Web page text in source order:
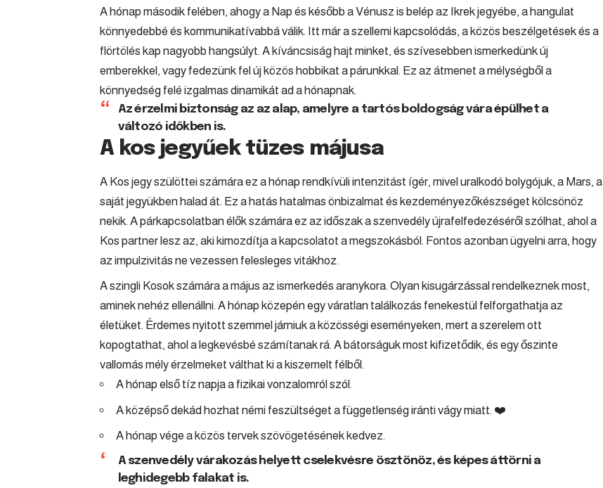
A hónap második felében, ahogy a Nap és később a Vénusz is belép az Ikrekjegyébe, a hangulat
könnyedebbé és kommunikatívabbá válik. Itt már a szellemi kapcsolódás, a közös beszélgetések és a
flörtölés kap nagyobb hangsúlyt. A kíváncsiság hajt minket, és szívesebben ismerkedünk új
emberekkel, vagy fedezünk fel új közös hobbikat a párunkkal. Ez az átmenet a mélységből a
könnyedség felé izgalmas dinamikát ad a hónapnak.
Az érzelmi biztonság az az alap, amelyre a tartós boldogság vára épülhet a
változó időkben is.
A kos jegyűek tüzes májusa
A Kos jegy szülöttei számára ez a hónap rendkívüli intenzitást ígér, mivel uralkodó bolygójuk, a Mars, a
saját jegyükben halad át. Ez a hatás hatalmas önbizalmat és kezdeményezőkészséget kölcsönöz
nekik. A párkapcsolatban élők számára ez az időszak a szenvedély újrafelfedezéséről szólhat, ahol a
Kos partner lesz az, aki kimozdítja a kapcsolatot a megszokásból. Fontos azonban ügyelni arra, hogy
az impulzivitás ne vezessen felesleges vitákhoz.
A szingli Kosok számára a május az ismerkedés aranykora. Olyan kisugárzással rendelkeznek most,
aminek nehéz ellenállni. A hónap közepén egy váratlan találkozás fenekestül felforgathatja az
életüket. Érdemes nyitott szemmel járniuk a közösségi eseményeken, mert a szerelem ott
kopogtathat, ahol a legkevésbé számítanak rá. A bátorságuk most kifizetődik, és egy őszinte
vallomás mély érzelmeket válthat ki a kiszemelt félből.
A hónap első tíz napja a fizikai vonzalomról szól.
A középső dekád hozhat némi feszültséget a függetlenség iránti vágy miatt. ❤️
A hónap vége a közös tervek szövögetésének kedvez.
A szenvedély várakozás helyett cselekvésre ösztönöz, és képes áttörni a
leghidegebb falakat is.